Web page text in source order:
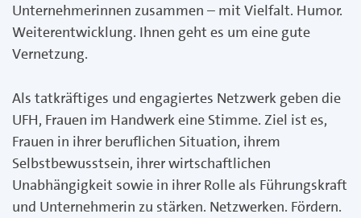
Unternehmerinnen zusammen – mit Vielfalt. Humor.
Weiterentwicklung. Ihnen geht es um eine gute
Vernetzung.
Als tatkräftiges und engagiertes Netzwerk geben die
UFH, Frauen im Handwerk eine Stimme. Ziel ist es,
Frauen in ihrer beruflichen Situation, ihrem
Selbstbewusstsein, ihrer wirtschaftlichen
Unabhängigkeit sowie in ihrer Rolle als Führungskraft
und Unternehmerin zu stärken. Netzwerken. Fördern.